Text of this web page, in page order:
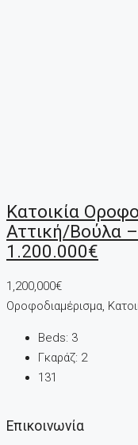
Κατοικία
Αττική/Βούλα
1.200.000€
1,200,000€
Οροφοδιαμέρισμα,
Beds: 3
Γκαράζ: 2
131
Επικοινωνία